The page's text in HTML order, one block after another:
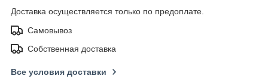
Доставка осуществляется только по предоплате.
Самовывоз
Собственная доставка
Все условия доставки